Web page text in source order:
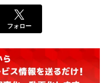
フォロー